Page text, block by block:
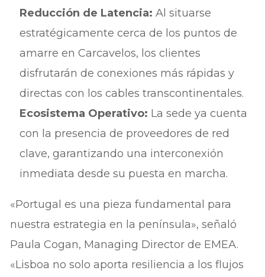
Reducción de Latencia: Al situarse
estratégicamente cerca de los puntos de
amarre en Carcavelos, los clientes
disfrutarán de conexiones más rápidas y
directas con los cables transcontinentales.
Ecosistema Operativo: La sede ya cuenta
con la presencia de proveedores de red
clave, garantizando una interconexión
inmediata desde su puesta en marcha.
«Portugal es una pieza fundamental para
nuestra estrategia en la península», señaló
Paula Cogan, Managing Director de EMEA.
«Lisboa no solo aporta resiliencia a los flujos